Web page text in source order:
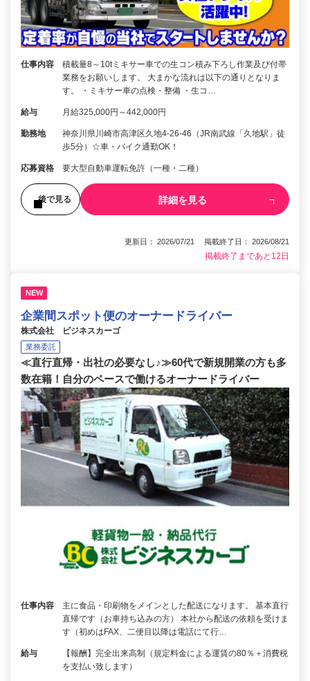
仕事内容
積載量8～10tミキサー車での生コン積み下ろし作業及び付帯
業務をお願いします。 大まかな流れは以下の通りとなりま
す。 ・ミキサー車の点検・整備 ・生コ…
給与 月給325,000円～442,000円
勤務地
神奈川県川崎市高津区久地4-26-46（JR南武線「久地駅」徒
歩5分）☆車・バイク通勤OK！
応募資格 要大型自動車運転免許（一種・二種）
後で見る 詳細を見る
更新日： 2026/07/21 掲載終了日： 2026/08/21
掲載終了まであと12日
NEW
企業間スポット便のオーナードライバー
株式会社 ビジネスカーゴ
業務委託
≪直行直帰・出社の必要なし♪≫60代で新規開業の方も多
数在籍！自分のペースで働けるオーナードライバー
仕事内容
主に食品・印刷物をメインとした配送になります。 基本直行
直帰です（お車持ち込みの方） 本社から配送の依頼を受けま
す（初めはFAX、二便目以降は電話にて行…
給与
【報酬】完全出来高制（規定料金による運賃の80％＋消費税
を支払い致します）